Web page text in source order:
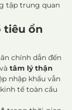
tập trung quan
tiêu ổn
chính dẫn đến
vàtâm lý thận
nhập khẩu vẫn
tế toàn cầu